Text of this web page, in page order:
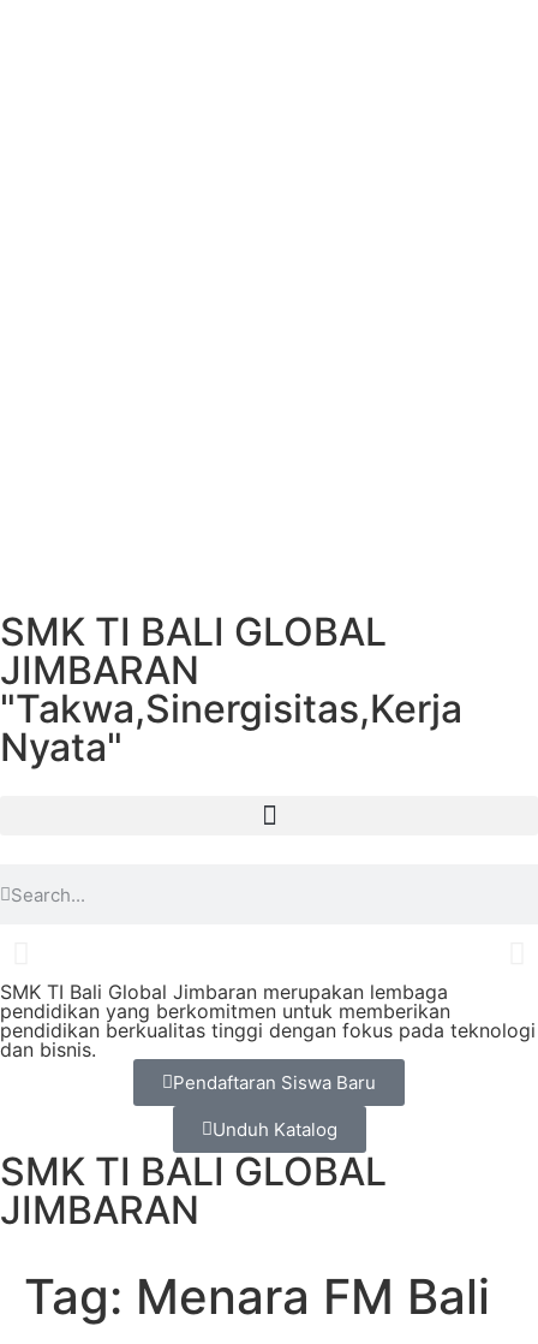
SMK TI BALI GLOBAL
JIMBARAN
"Takwa,Sinergisitas,Kerja
Nyata"
SMK TI Bali Global Jimbaran merupakan lembaga
pendidikan yang berkomitmen untuk memberikan
pendidikan berkualitas tinggi dengan fokus pada teknologi
dan bisnis.
Pendaftaran Siswa Baru
Unduh Katalog
SMK TI BALI GLOBAL
JIMBARAN
Tag: Menara FM Bali